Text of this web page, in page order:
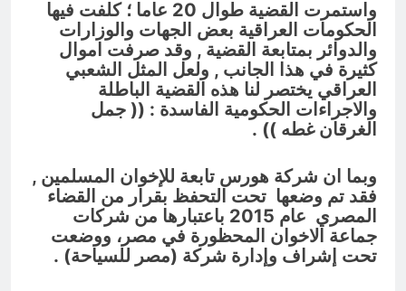
واستمرت القضية طوال 20 عاما ؛ كلفت فيها
الحكومات العراقية بعض الجهات والوزارات
والدوائر بمتابعة القضية , وقد صرفت اموال
كثيرة في هذا الجانب , ولعل المثل الشعبي
العراقي يختصر لنا هذه القضية الباطلة
والاجراءات الحكومية الفاسدة : (( جمل
الغرقان غطه )) .
وبما ان شركة هورس تابعة للإخوان المسلمين ,
فقد تم وضعها تحت التحفظ بقرار من القضاء
المصري عام 2015 باعتبارها من شركات
جماعة الاخوان المحظورة في مصر، ووضعت
تحت إشراف وإدارة شركة (مصر للسياحة) .